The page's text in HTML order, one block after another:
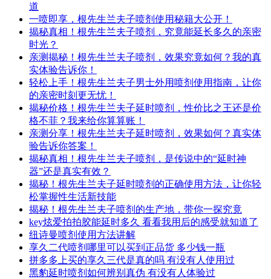
道
一喷即享，根先生兰夫子喷剂使用秘籍大公开！
揭秘真相！根先生兰夫子喷剂，究竟能延长多久的亲密
时光？
亲测揭秘！根先生兰夫子喷剂，效果究竟如何？我的真
实体验告诉你！
轻松上手！根先生兰夫子男士外用喷剂使用指南，让你
的亲密时刻更无忧！
揭秘价格！根先生兰夫子延时喷剂，性价比之王还是价
格不菲？我来给你算算账！
亲测分享！根先生兰夫子延时喷剂，效果如何？真实体
验告诉你答案！
揭秘真相！根先生兰夫子喷剂，是传说中的“延时神
器”还是真实有效？
揭秘！根先生兰夫子延时喷剂的正确使用方法，让你轻
松掌握性生活新技能
揭秘！根先生兰夫子喷剂的生产地，带你一探究竟
key炫爱拍拍胶能延时多久 看看我用后的感受就知道了
纽诗曼喷剂使用方法讲解
享久二代喷剂哪里可以买到正品货 多少钱一瓶
拼多多上买的享久三代是真的吗 有没有人使用过
黑豹延时喷剂如何辨别真伪 有没有人体验过